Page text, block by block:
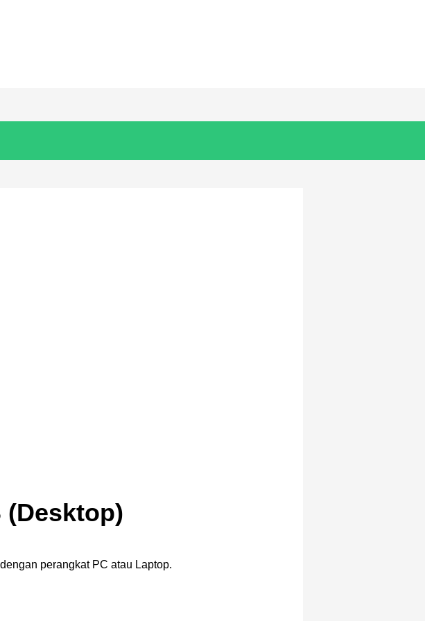
(Desktop)
perangkat PC atau Laptop.